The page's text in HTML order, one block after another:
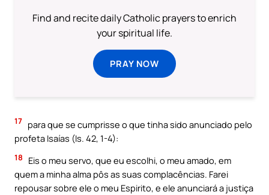
Find and recite daily Catholic prayers to enrich
your spiritual life.
PRAY NOW
17 para que se cumprisse o que tinha sido anunciado pelo
profeta Isaías (Is. 42, 1-4):
18
Eis o meu servo, que eu escolhi, o meu amado, em
quem a minha alma pôs as suas complacências. Farei
repousar sobre ele o meu Espirito, e ele anunciará a justiça